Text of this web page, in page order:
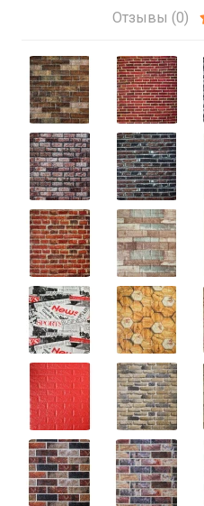
Отзывы (0)